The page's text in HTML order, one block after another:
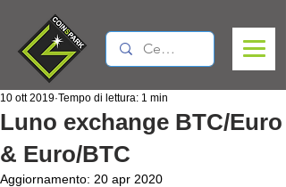
Luno exchange BTC/Euro
& Euro/BTC
10 ott 2019 Tempo di lettura: 1 min
Aggiornamento: 20 apr 2020